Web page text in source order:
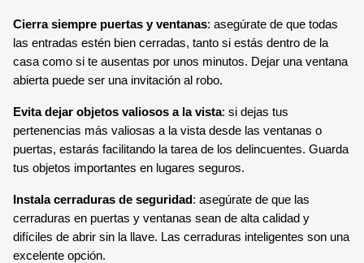
Cierra siempre puertas y ventanas: asegúrate de que todas
las entradas estén bien cerradas, tanto si estás dentro de la
casa como si te ausentas por unos minutos. Dejar una ventana
abierta puede ser una invitación al robo.
Evita dejar objetos valiosos a la vista: si dejas tus
pertenencias más valiosas a la vista desde las ventanas o
puertas, estarás facilitando la tarea de los delincuentes. Guarda
tus objetos importantes en lugares seguros.
Instala cerraduras de seguridad : asegúrate de que las
cerraduras en puertas y ventanas sean de alta calidad y
difíciles de abrir sin la llave. Las cerraduras inteligentes son una
excelente opción.